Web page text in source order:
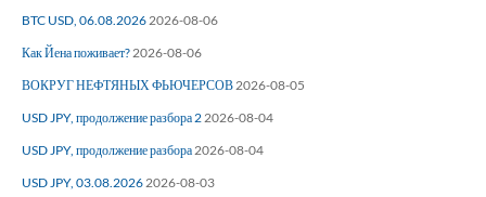
BTC USD, 06.08.2026 2026-08-06
Как Йена поживает? 2026-08-06
ВОКРУГ НЕФТЯНЫХ ФЬЮЧЕРСОВ 2026-08-05
USD JPY, продолжение разбора 2 2026-08-04
USD JPY, продолжение разбора 2026-08-04
USD JPY, 03.08.2026 2026-08-03